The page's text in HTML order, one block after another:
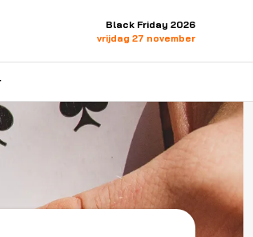
Black Friday 2026
vrijdag 27 november